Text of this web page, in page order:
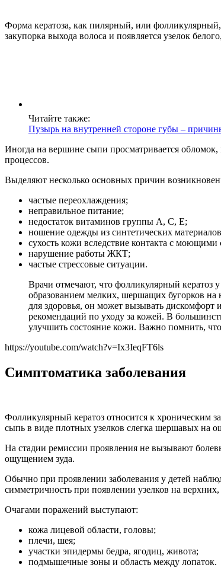
Форма кератоза, как пилярный, или
закупорка выхода волоса и появляется узелок
Читайте также:
Пузырь на внутренней стороне губы –
Иногда на вершине сыпи просматривается
процессов.
Выделяют несколько основных причин
частые переохлаждения;
неправильное питание;
недостаток витаминов группы А, С, Е;
ношение одежды из синтетических
сухость кожи вследствие контакта с моющими
нарушение работы ЖКТ;
частые стрессовые ситуации.
Врачи отмечают, что фолликулярный кератоз у
образованием мелких, шершащих бугорков на
для здоровья, он может вызывать дискомфорт
рекомендаций по уходу за кожей. В
улучшить состояние кожи. Важно помнить,
https://youtube.com/watch?v=Ix3IeqFT6ls
Симптоматика заболевания
Фолликулярный кератоз относится к хроническим
сыпь в виде плотных узелков слегка шершавых на
На стадии ремиссии проявления не вызывают
ощущением зуда.
Обычно при проявлении заболевания у детей
симметричность при появлении узелков на
Очагами поражений выступают:
кожа лицевой области, головы;
плечи, шея;
участки эпидермы бедра, ягодиц, живота;
подмышечные зоны и область между лопаток.